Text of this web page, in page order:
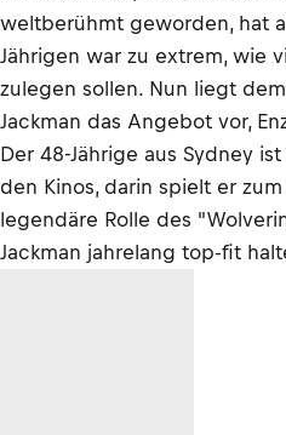
weltberühmt geworden, hat
Jährigen war zu extrem, wie
zulegen sollen. Nun liegt
Jackman das Angebot vor,
Der 48-Jährige aus Sydney
den Kinos, darin spielt er
legendäre Rolle des
Jackman jahrelang top-fit